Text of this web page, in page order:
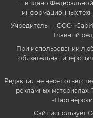
г. выдано
информационных
Учредитель — ООО
Главный
При использовании
обязательна
Редакция не несет
рекламных материалах.
Сайт использует